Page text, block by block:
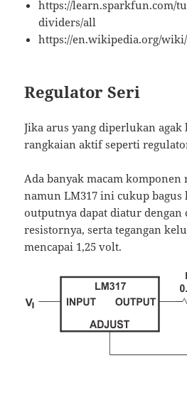
https://learn.sparkfun.com/
dividers/all
https://en.wikipedia.org/
Regulator Seri
Jika arus yang diperlukan agak
rangkaian aktif seperti
Ada banyak macam komponen
namun LM317 ini cukup bagus
outputnya dapat diatur
resistornya, serta tegangan
mencapai 1,25 volt.